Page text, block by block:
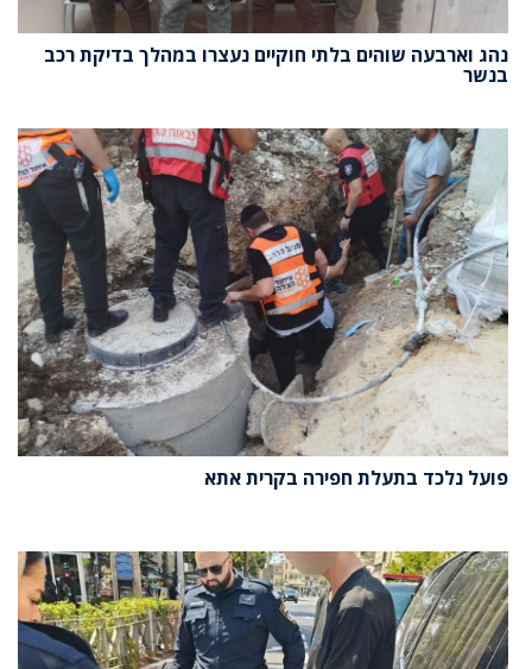
נהג וארבעה שוהים בלתי חוקיים נעצרו במהלך בדיקת רכב
בנשר
פועל נלכד בתעלת חפירה בקרית אתא